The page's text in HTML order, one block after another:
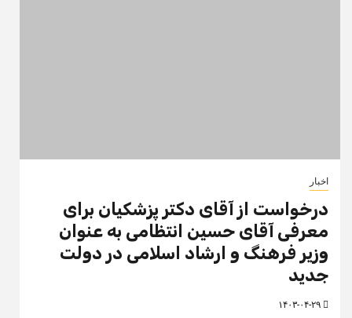
اخبار
درخواست از آقای دکتر پزشکیان برای
معرفی آقای حسین انتظامی به عنوان
وزیر فرهنگ و ارشاد اسلامی در دولت
جدید